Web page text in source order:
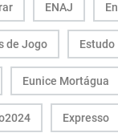
ENAJ
de Jogo Estudo
Eunice Mortágua
Expresso